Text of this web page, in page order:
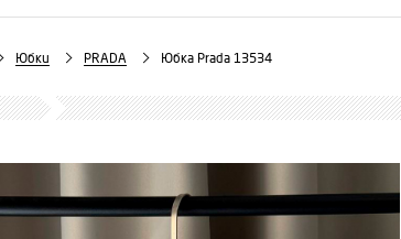
Юбки PRADA Юбка Prada 13534